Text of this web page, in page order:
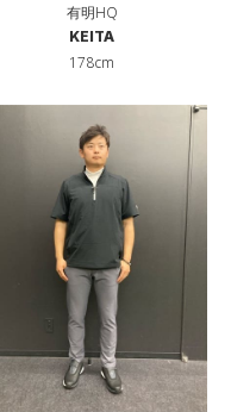
有明HQ
KEITA
178cm